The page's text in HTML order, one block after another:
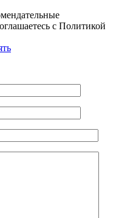
с Политикой